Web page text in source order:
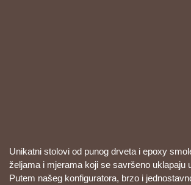
Unikatni stolovi od punog drveta i epoxy
željama i mjerama koji se savršeno uklapaju
Putem našeg konfiguratora, brzo i